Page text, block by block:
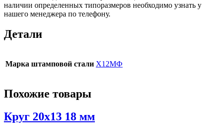
наличии определенных типоразмеров необходимо узнать у
нашего менеджера по телефону.
Детали
Марка штамповой стали Х12МФ
Похожие товары
Круг 20х13 18 мм